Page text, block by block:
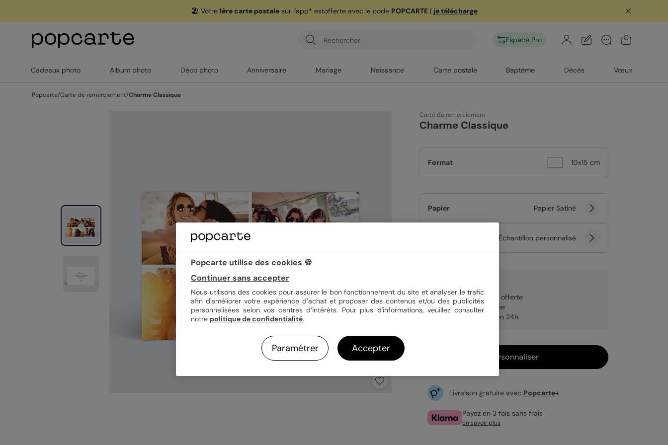
🏖️ Votre1ère carte postalesur l'app* estofferte avec le code POPCARTE| je télécharge
Espace Pro
Cadeaux photo Album photo Déco photo Anniversaire Mariage Naissance Carte postale Baptême Décès Vœux
Popcarte/Carte de remerciement/Charme Classique
Carte de remerciement
Charme Classique
Format 10x15 cm
Papier Papier Satiné
Échantillon personnalisé
Enveloppe blanche offerte
Fabrication française
Expédition rapide en 24h
Personnaliser
Livraison gratuite avec Popcarte+
Payez en 3 fois sans frais
En savoir plus
Popcarte utilise des cookies 🍪
Continuer sans accepter
Nous utilisons des cookies pour assurer le bon fonctionnement du site et analyser le trafic
afin d'améliorer votre expérience d’achat et proposer des contenus et/ou des publicités
personnalisées selon vos centres d’intérêts. Pour plus d'informations, veuillez consulter
notre politique de confidentialité.
Paramétrer Accepter